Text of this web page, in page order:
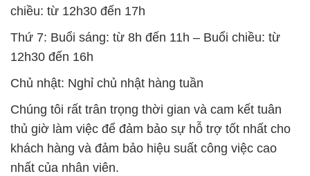
chiều: từ 12h30 đến 17h
Thứ 7: Buổi sáng: từ 8h đến 11h – Buổi chiều: từ
12h30 đến 16h
Chủ nhật: Nghỉ chủ nhật hàng tuần
Chúng tôi rất trân trọng thời gian và cam kết tuân
thủ giờ làm việc để đảm bảo sự hỗ trợ tốt nhất cho
khách hàng và đảm bảo hiệu suất công việc cao
nhất của nhân viên.